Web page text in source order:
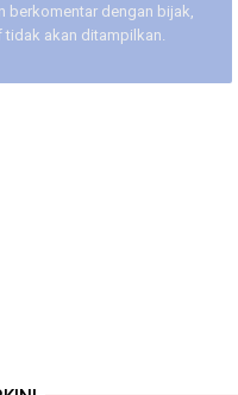
berkomentar dengan bijak,
tidak akan ditampilkan.